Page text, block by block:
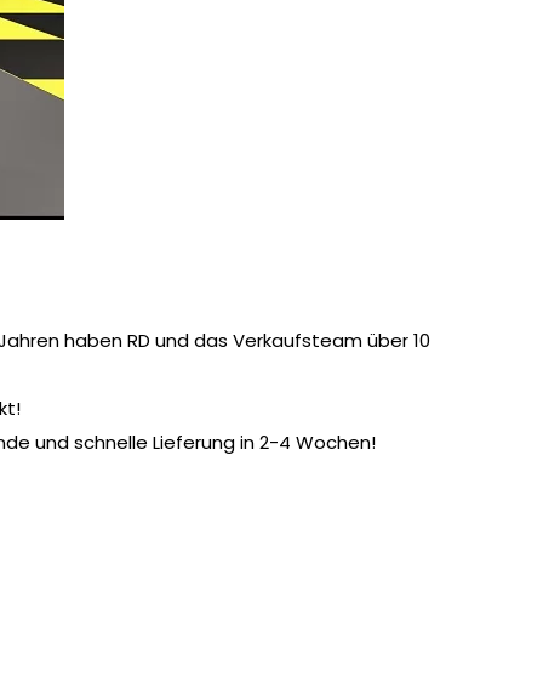
haben RD und das Verkaufsteam über 10
und schnelle Lieferung in 2-4 Wochen!